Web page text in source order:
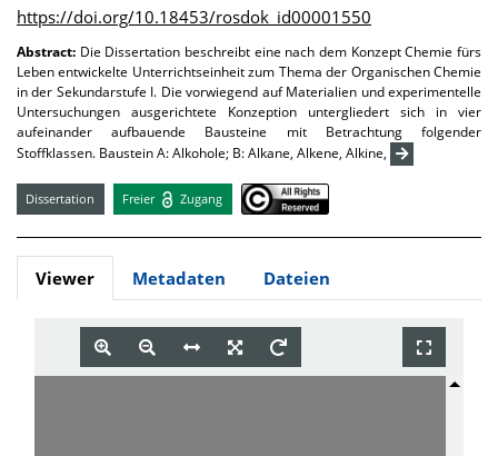
https://doi.org/10.18453/rosdok_id00001550
Abstract: Die Dissertation beschreibt eine nach dem Konzept Chemie fürs
Leben entwickelte Unterrichtseinheit zum Thema der Organischen Chemie
in der Sekundarstufe I. Die vorwiegend auf Materialien und experimentelle
Untersuchungen ausgerichtete Konzeption untergliedert sich in vier
aufeinander aufbauende Bausteine mit Betrachtung folgender
Stoffklassen. Baustein A: Alkohole; B: Alkane, Alkene, Alkine,
Dissertation Freier Zugang
Viewer Metadaten Dateien